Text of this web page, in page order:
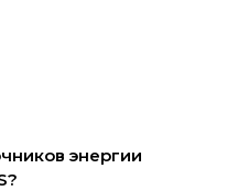
энергии